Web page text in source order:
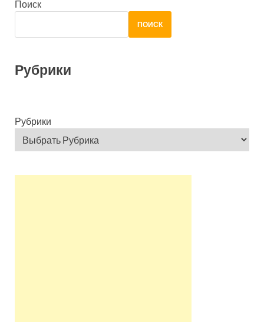
Поиск
ПОИСК
Рубрики
Рубрики